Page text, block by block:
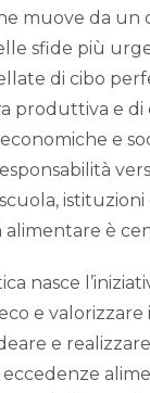
muove da
sfide più
di cibo
produttiva e
e
alimentare è
nasce
e
e